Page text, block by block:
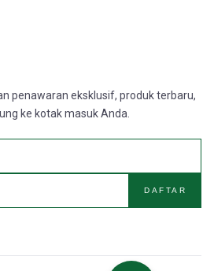
penawaran eksklusif, produk terbaru,
ke kotak masuk Anda.
DAFTAR